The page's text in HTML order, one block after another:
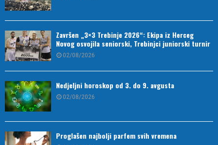
Završen „3×3 Trebinje 2026“: Ekipa iz Herceg
Novog osvojila seniorski, Trebinjci juniorski turnir
02/08/2026
Nedjeljni horoskop od 3. do 9. avgusta
02/08/2026
Proglašen najbolji parfem svih vremena